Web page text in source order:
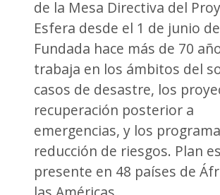
de la Mesa Directiva del
Esfera desde el 1 de junio
Fundada hace más de 70
trabaja en los ámbitos del
casos de desastre, los
recuperación posterior a
emergencias, y los
reducción de riesgos. Plan
presente en 48 países de